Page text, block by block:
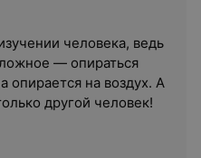
человека, ведь
— опираться
опирается на воздух. А
другой человек!